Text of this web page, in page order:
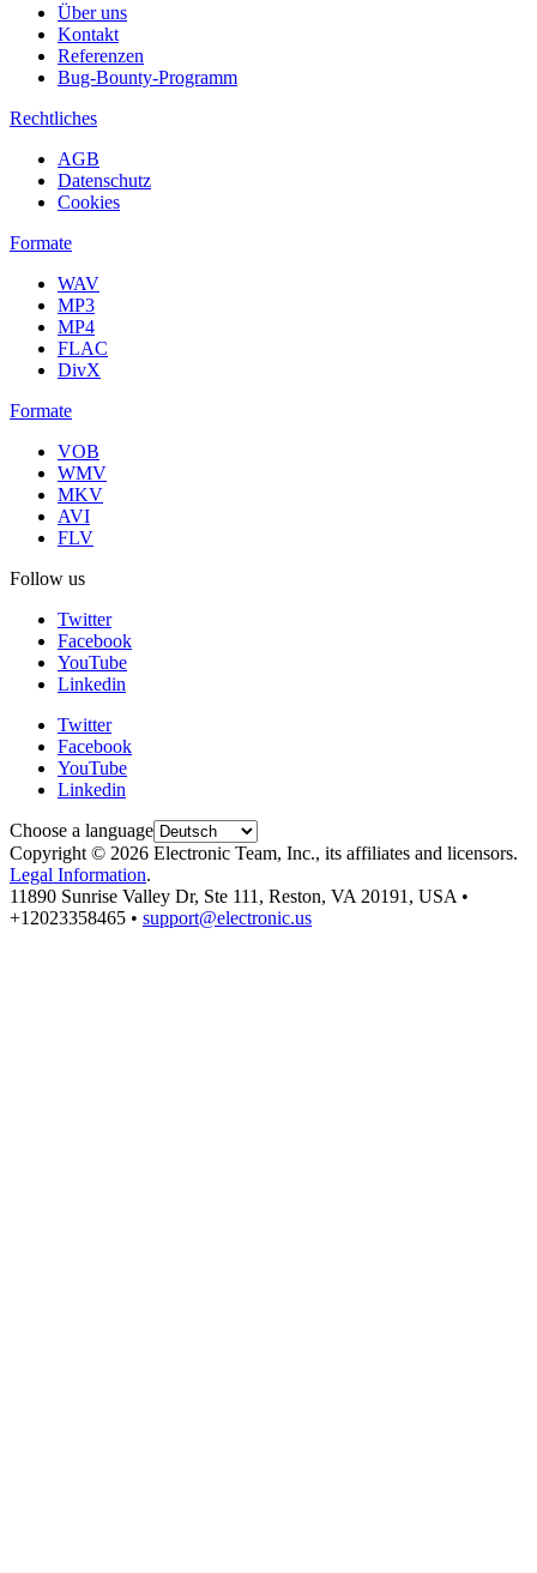
Über uns
Kontakt
Referenzen
Bug-Bounty-Programm
Rechtliches
AGB
Datenschutz
Cookies
Formate
WAV
MP3
MP4
FLAC
DivX
Formate
VOB
WMV
MKV
AVI
FLV
Follow us
Twitter
Facebook
YouTube
Linkedin
Twitter
Facebook
YouTube
Linkedin
Choose a language
Copyright © 2026 Electronic Team, Inc., its affiliates and licensors.
Legal Information.
11890 Sunrise Valley Dr, Ste 111, Reston, VA 20191, USA •
+12023358465 • support@electronic.us